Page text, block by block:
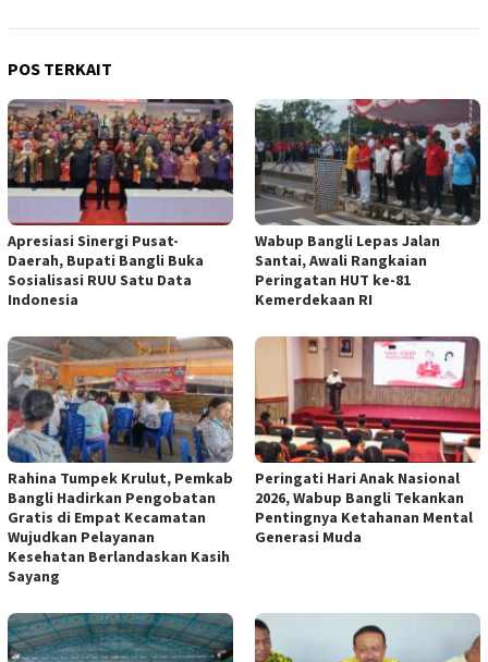
POS TERKAIT
Apresiasi Sinergi Pusat-
Daerah, Bupati Bangli Buka
Sosialisasi RUU Satu Data
Indonesia
Wabup Bangli Lepas Jalan
Santai, Awali Rangkaian
Peringatan HUT ke-81
Kemerdekaan RI
Rahina Tumpek Krulut, Pemkab
Bangli Hadirkan Pengobatan
Gratis di Empat Kecamatan
Wujudkan Pelayanan
Kesehatan Berlandaskan Kasih
Sayang
Peringati Hari Anak Nasional
2026, Wabup Bangli Tekankan
Pentingnya Ketahanan Mental
Generasi Muda